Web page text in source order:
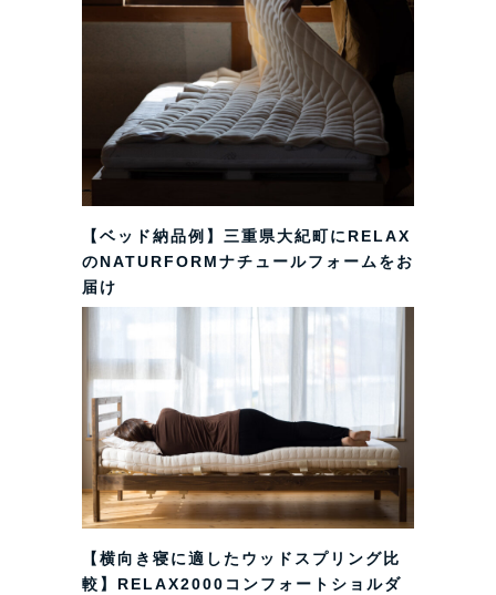
【ベッド納品例】三重県大紀町にRELAX
のNATURFORMナチュールフォームをお
届け
【横向き寝に適したウッドスプリング比
較】RELAX2000コンフォートショルダ